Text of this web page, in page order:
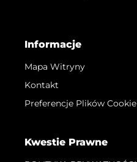
Informacje
Mapa Witryny
Kontakt
Preferencje Plików Cookie
Kwestie Prawne